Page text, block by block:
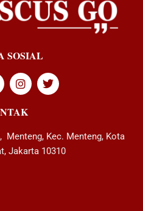
SOSIAL
Menteng, Kec. Menteng, Kota
Jakarta 10310